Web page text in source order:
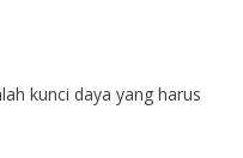
kunci daya yang harus